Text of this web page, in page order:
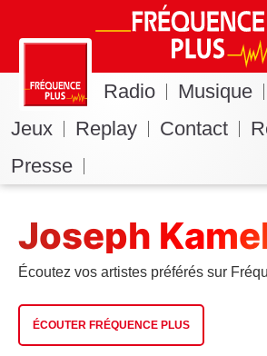
Radio Musique
Jeux
Replay Contact
Presse
Joseph
Écoutez vos artistes préférés sur
ÉCOUTER FRÉQUENCE PLUS